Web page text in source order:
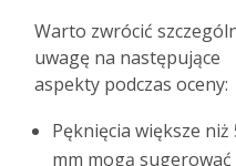
Warto zwrócić
uwagę na następujące
aspekty podczas oceny:
Pęknięcia większe niż
mm mogą sugerować